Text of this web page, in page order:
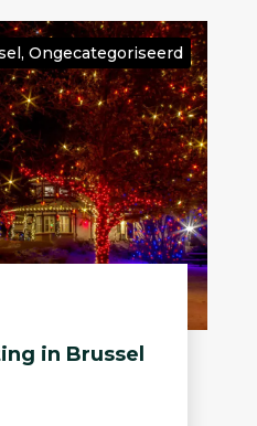
,Ongecategoriseerd
in Brussel